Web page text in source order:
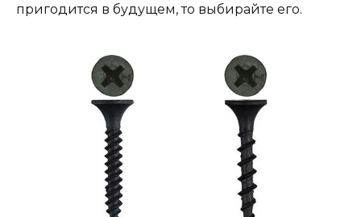
пригодится в будущем, то выбирайте его.